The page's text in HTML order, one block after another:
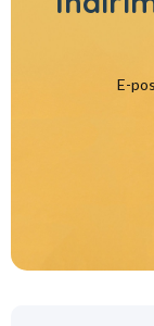
E-